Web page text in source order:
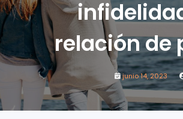
relación de
junio 14, 2023